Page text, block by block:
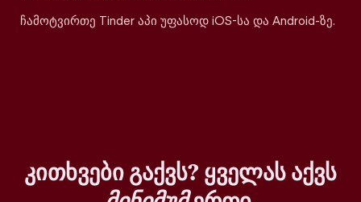
ჩამოტვირთე Tinder აპი უფასოდ iOS-სა და Android-ზე.
კითხვები გაქვს? ყველას აქვს